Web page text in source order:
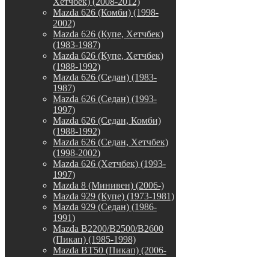
Mazda 626 (Комби) (1998-
2002)
Mazda 626 (Купе, Хетчбек)
(1983-1987)
Mazda 626 (Купе, Хетчбек)
(1988-1992)
Mazda 626 (Седан) (1983-
1987)
Mazda 626 (Седан) (1993-
1997)
Mazda 626 (Седан, Комби)
(1988-1992)
Mazda 626 (Седан, Хетчбек)
(1998-2002)
Mazda 626 (Хетчбек) (1993-
1997)
Mazda 8 (Минивен) (2006-)
Mazda 929 (Купе) (1973-1981)
Mazda 929 (Седан) (1986-
1991)
Mazda B2200/B2500/B2600
(Пикап) (1985-1998)
Mazda BT50 (Пикап) (2006-